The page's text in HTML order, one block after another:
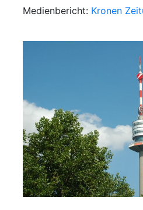
Medienbericht: Kronen